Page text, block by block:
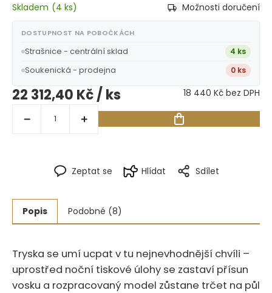
Zeptat se Hlídat Sdílet
Skladem (4 ks) Možnosti doručení
DOSTUPNOST NA POBOČKÁCH
Strašnice - centrální sklad 4 ks
Soukenická - prodejna 0 ks
22 312,40 Kč/ ks 18 440 Kč bez DPH
Popis Podobné (8)
Tryska se umí ucpat v tu nejnevhodnější chvíli –
uprostřed noční tiskové úlohy se zastaví přísun
vosku a rozpracovaný model zůstane trčet na půl